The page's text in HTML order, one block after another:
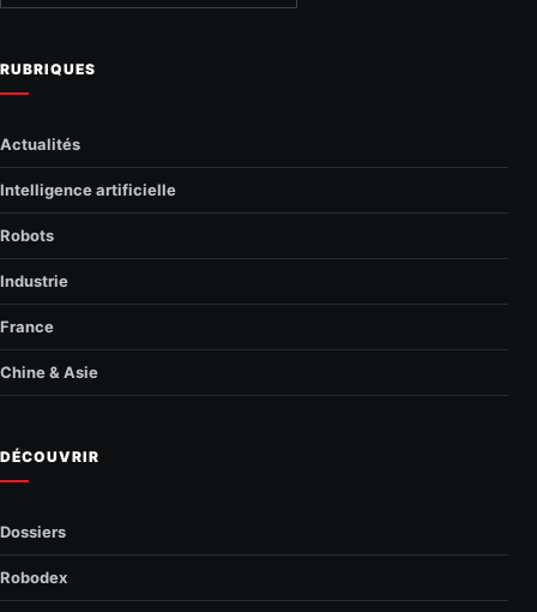
RUBRIQUES
Actualités
Intelligence artificielle
Robots
Industrie
France
Chine & Asie
DÉCOUVRIR
Dossiers
Robodex